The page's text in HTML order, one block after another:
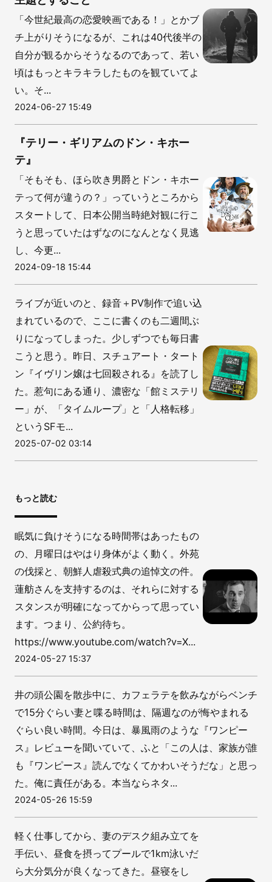
「今世紀最高の恋愛映画である！」とかブ
チ上がりそうになるが、これは40代後半の
自分が観るからそうなるのであって、若い
頃はもっとキラキラしたものを観ていてよ
い。そ...
2024-06-27 15:49
『テリー・ギリアムのドン・キホー
テ』
「そもそも、ほら吹き男爵とドン・キホー
テって何が違うの？」っていうところから
スタートして、日本公開当時絶対観に行こ
うと思っていたはずなのになんとなく見逃
し、今更...
2024-09-18 15:44
ライブが近いのと、録音＋PV制作で追い込
まれているので、ここに書くのも二週間ぶ
りになってしまった。少しずつでも毎日書
こうと思う。昨日、スチュアート・タート
ン『イヴリン嬢は七回殺される』を読了し
た。惹句にある通り、濃密な「館ミステリ
ー」が、「タイムループ」と「人格転移」
というSFモ...
2025-07-02 03:14
もっと読む
眠気に負けそうになる時間帯はあったもの
の、月曜日はやはり身体がよく動く。外苑
の伐採と、朝鮮人虐殺式典の追悼文の件。
蓮舫さんを支持するのは、それらに対する
スタンスが明確になってからって思ってい
ます。つまり、公約待ち。
https://www.youtube.com/watch?v=X...
2024-05-27 15:37
井の頭公園を散歩中に、カフェラテを飲みながらベンチ
で15分ぐらい妻と喋る時間は、隔週なのが悔やまれる
ぐらい良い時間。今日は、暴風雨のような『ワンピー
ス』レビューを聞いていて、ふと「この人は、家族が誰
も『ワンピース』読んでなくてかわいそうだな」と思っ
た。俺に責任がある。本当ならネタ...
2024-05-26 15:59
軽く仕事してから、妻のデスク組み立てを
手伝い、昼食を摂ってプールで1km泳いだ
ら大分気分が良くなってきた。昼寝をし